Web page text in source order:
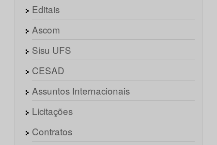
Editais
Ascom
Sisu UFS
CESAD
Assuntos Internacionais
Licitações
Contratos